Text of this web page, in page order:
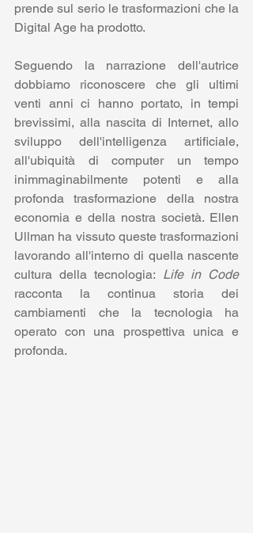
prende sul serio le trasformazioni che la
Digital Age ha prodotto.
Seguendo la narrazione dell'autrice
dobbiamo riconoscere che gli ultimi
venti anni ci hanno portato, in tempi
brevissimi, alla nascita di Internet, allo
sviluppo dell'intelligenza artificiale,
all'ubiquità di computer un tempo
inimmaginabilmente potenti e alla
profonda trasformazione della nostra
economia e della nostra società. Ellen
Ullman ha vissuto queste trasformazioni
lavorando all'interno di quella nascente
cultura della tecnologia: Life in Code
racconta la continua storia dei
cambiamenti che la tecnologia ha
operato con una prospettiva unica e
profonda.